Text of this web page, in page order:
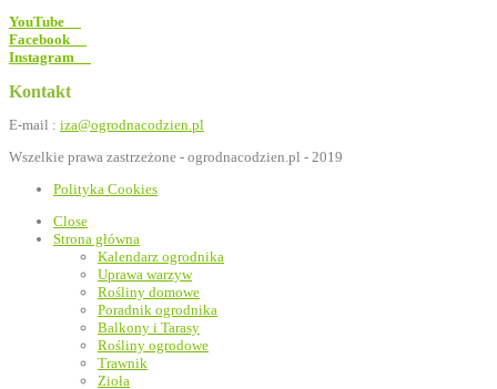
YouTube
Facebook
Instagram
Kontakt
E-mail : iza@ogrodnacodzien.pl
Wszelkie prawa zastrzeżone - ogrodnacodzien.pl - 2019
Polityka Cookies
Close
Strona główna
Kalendarz ogrodnika
Uprawa warzyw
Rośliny domowe
Poradnik ogrodnika
Balkony i Tarasy
Rośliny ogrodowe
Trawnik
Zioła